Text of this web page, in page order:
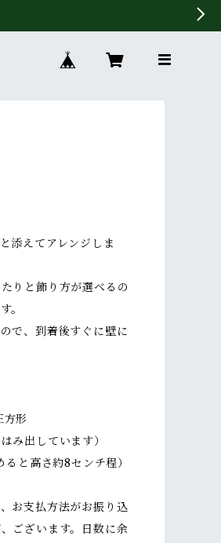
添えてアレンジしま
りと飾り方が選べるの
。
で、到着後すぐに壁に
方形
み出しています）
と高さ約8センチ程）
お支払方法がお振り込
ございます。日数に余